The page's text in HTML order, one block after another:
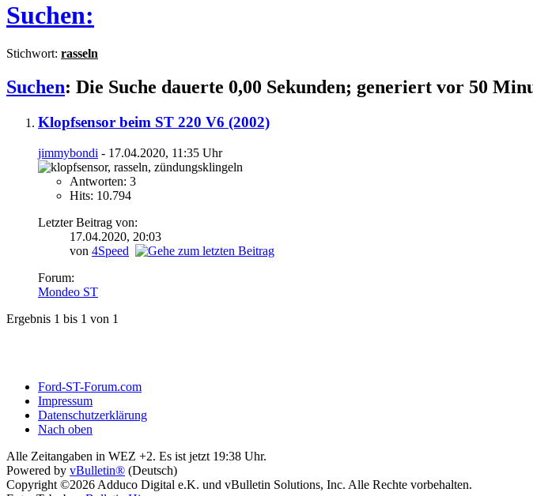
Suchen:
Stichwort: rasseln
Suchen: Die Suche dauerte 0,00 Sekunden; generiert vor 50
Klopfsensor beim ST 220 V6 (2002)
jimmybondi - 17.04.2020, 11:35 Uhr
Antworten: 3
Hits: 10.794
Letzter Beitrag von:
17.04.2020, 20:03
von 4Speed
Forum:
Mondeo ST
Ergebnis 1 bis 1 von 1
Ford-ST-Forum.com
Impressum
Datenschutzerklärung
Nach oben
Alle Zeitangaben in WEZ +2. Es ist jetzt 19:38 Uhr.
Powered by vBulletin® (Deutsch)
Copyright ©2026 Adduco Digital e.K. und vBulletin Solutions, Inc. Alle Rechte vorbehalten.